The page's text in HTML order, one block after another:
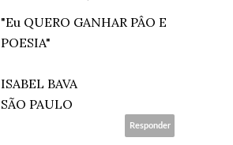
"Eu QUERO GANHAR PÂO E
POESIA"
ISABEL BAVA
SÃO PAULO
Responder